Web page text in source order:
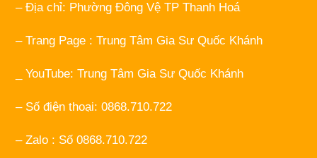
– Địa chỉ: Phường Đông Vệ TP Thanh Hoá
– Trang Page : Trung Tâm Gia Sư Quốc Khánh
_ YouTube: Trung Tâm Gia Sư Quốc Khánh
– Số điện thoại: 0868.710.722
– Zalo : Số 0868.710.722